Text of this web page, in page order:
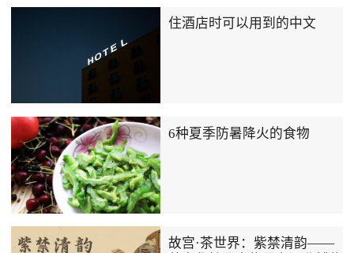
住酒店时可以用到的中文
6种夏季防暑降火的食物
故宫·茶世界：紫禁清韵——